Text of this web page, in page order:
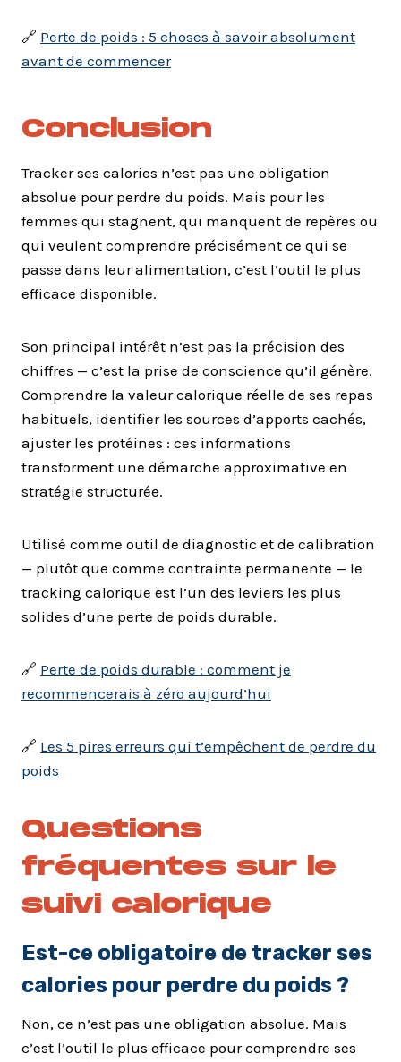
🔗 Perte de poids : 5 choses à savoir absolument
avant de commencer
Conclusion
Tracker ses calories n’est pas une obligation
absolue pour perdre du poids. Mais pour les
femmes qui stagnent, qui manquent de repères ou
qui veulent comprendre précisément ce qui se
passe dans leur alimentation, c’est l’outil le plus
efficace disponible.
Son principal intérêt n’est pas la précision des
chiffres — c’est la prise de conscience qu’il génère.
Comprendre la valeur calorique réelle de ses repas
habituels, identifier les sources d’apports cachés,
ajuster les protéines : ces informations
transforment une démarche approximative en
stratégie structurée.
Utilisé comme outil de diagnostic et de calibration
— plutôt que comme contrainte permanente — le
tracking calorique est l’un des leviers les plus
solides d’une perte de poids durable.
🔗 Perte de poids durable : comment je
recommencerais à zéro aujourd’hui
🔗 Les 5 pires erreurs qui t’empêchent de perdre du
poids
Questions
fréquentes sur le
suivi calorique
Est-ce obligatoire de tracker ses
calories pour perdre du poids ?
Non, ce n’est pas une obligation absolue. Mais
c’est l’outil le plus efficace pour comprendre ses